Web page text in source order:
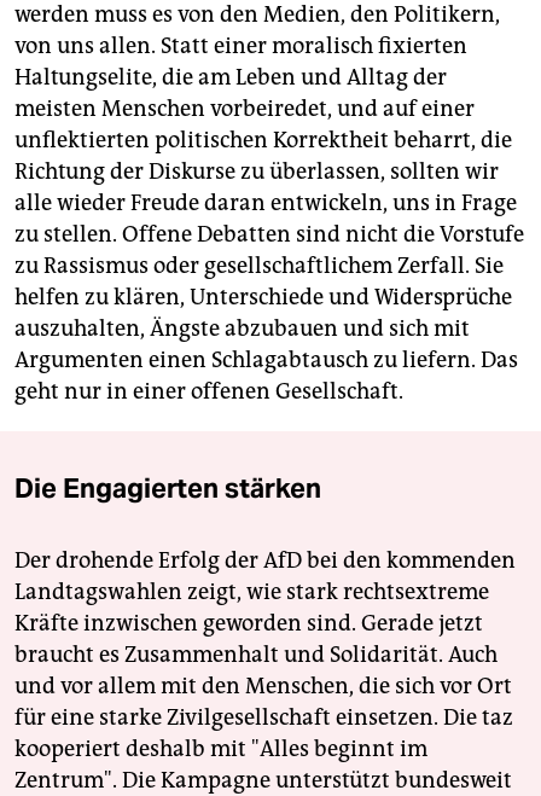
werden muss es von den Medien, den Politikern,
von uns allen. Statt einer moralisch fixierten
Haltungselite, die am Leben und Alltag der
meisten Menschen vorbeiredet, und auf einer
unflektierten politischen Korrektheit beharrt, die
Richtung der Diskurse zu überlassen, sollten wir
alle wieder Freude daran entwickeln, uns in Frage
zu stellen. Offene Debatten sind nicht die Vorstufe
zu Rassismus oder gesellschaftlichem Zerfall. Sie
helfen zu klären, Unterschiede und Widersprüche
auszuhalten, Ängste abzubauen und sich mit
Argumenten einen Schlagabtausch zu liefern. Das
geht nur in einer offenen Gesellschaft.
Die Engagierten stärken
Der drohende Erfolg der AfD bei den kommenden
Landtagswahlen zeigt, wie stark rechtsextreme
Kräfte inzwischen geworden sind. Gerade jetzt
braucht es Zusammenhalt und Solidarität. Auch
und vor allem mit den Menschen, die sich vor Ort
für eine starke Zivilgesellschaft einsetzen. Die taz
kooperiert deshalb mit "Alles beginnt im
Zentrum". Die Kampagne unterstützt bundesweit